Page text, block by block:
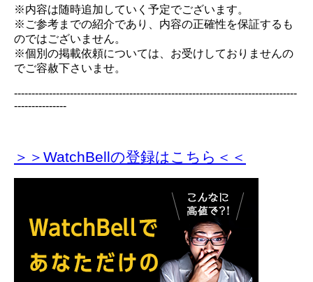
※内容は随時追加していく予定でございます。
※ご参考までの紹介であり、内容の正確性を保証するも
のではございません。
※個別の掲載依頼については、お受けしておりませんの
でご容赦下さいませ。
---------------------------------------------------------------------------------
---------------
＞＞WatchBellの登録はこちら＜＜